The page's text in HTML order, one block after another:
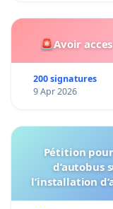
🚨Avoir
200 signatures
9 Apr 2026
Pétition
d’autobus
l’installation